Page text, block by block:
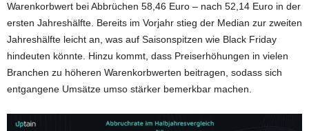
Warenkorbwert bei Abbrüchen 58,46 Euro – nach 52,14 Euro in der
ersten Jahreshälfte. Bereits im Vorjahr stieg der Median zur zweiten
Jahreshälfte leicht an, was auf Saisonspitzen wie Black Friday
hindeuten könnte. Hinzu kommt, dass Preiserhöhungen in vielen
Branchen zu höheren Warenkorbwerten beitragen, sodass sich
entgangene Umsätze umso stärker bemerkbar machen.